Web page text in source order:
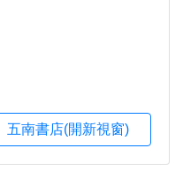
五南書店(開新視窗)